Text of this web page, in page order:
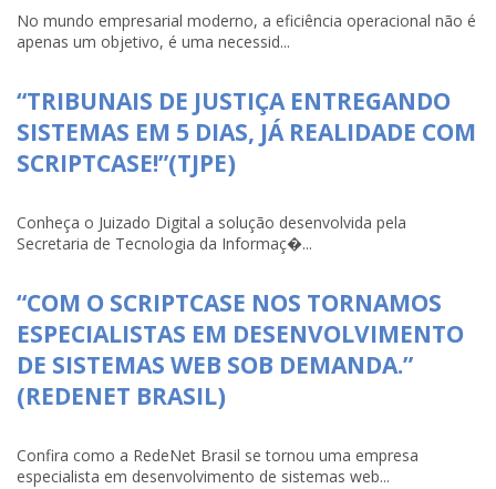
No mundo empresarial moderno, a eficiência operacional não é
apenas um objetivo, é uma necessid...
“TRIBUNAIS DE JUSTIÇA ENTREGANDO
SISTEMAS EM 5 DIAS, JÁ REALIDADE COM
SCRIPTCASE!”(TJPE)
Conheça o Juizado Digital a solução desenvolvida pela
Secretaria de Tecnologia da Informaç�...
“COM O SCRIPTCASE NOS TORNAMOS
ESPECIALISTAS EM DESENVOLVIMENTO
DE SISTEMAS WEB SOB DEMANDA.”
(REDENET BRASIL)
Confira como a RedeNet Brasil se tornou uma empresa
especialista em desenvolvimento de sistemas web...